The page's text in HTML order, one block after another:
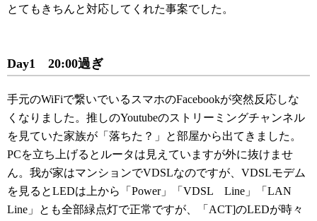
とてもきちんと対応してくれた事案でした。
Day1 20:00過ぎ
手元のWiFiで繋いでいるスマホのFacebookが突然反応しな
くなりました。推しのYoutubeのストリーミングチャンネル
を見ていた家族が「落ちた？」と部屋から出てきました。
PCを立ち上げるとルータは見えていますが外に抜けませ
ん。我が家はマンションでVDSLなのですが、VDSLモデム
を見るとLEDは上から「Power」「VDSL Line」「LAN
Line」とも全部緑点灯で正常ですが、「ACT]のLEDが時々